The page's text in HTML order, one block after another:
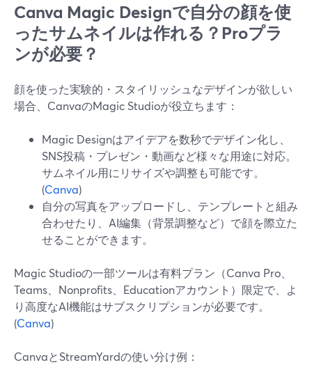
Canva Magic Designで自分の顔を使
ったサムネイルは作れる？Proプラ
ンが必要？
顔を使った実験的・スタイリッシュなデザインが欲しい
場合、CanvaのMagic Studioが役立ちます：
Magic Designはアイデアを数秒でデザイン化し、
SNS投稿・プレゼン・動画など様々な用途に対応。
サムネイル用にリサイズや調整も可能です。
(Canva)
自分の写真をアップロードし、テンプレートと組み
合わせたり、AI編集（背景調整など）で顔を際立た
せることができます。
Magic Studioの一部ツールは有料プラン（Canva Pro、
Teams、Nonprofits、Educationアカウント）限定で、よ
り高度なAI機能はサブスクリプションが必要です。
(Canva)
CanvaとStreamYardの使い分け例：